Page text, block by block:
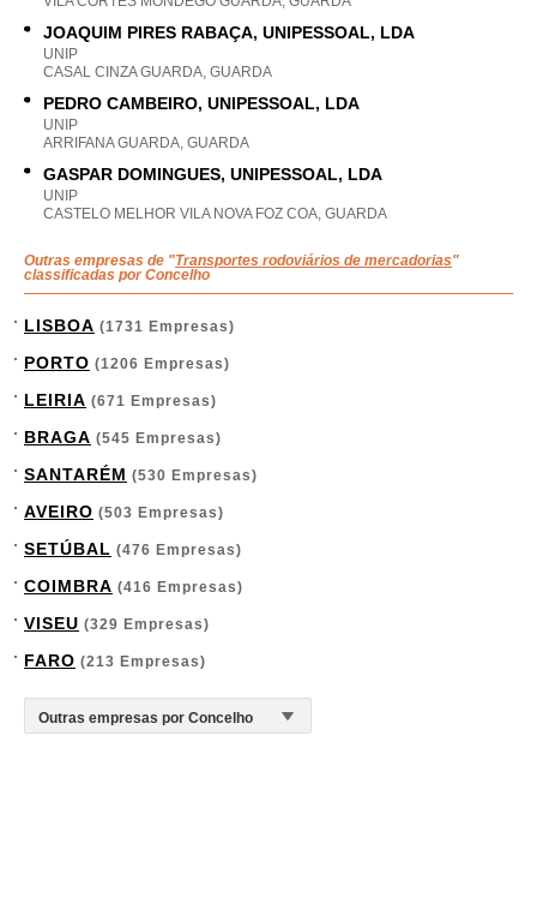
JOAQUIM PIRES RABAÇA, UNIPESSOAL, LDA
UNIP
CASAL CINZA GUARDA, GUARDA
PEDRO CAMBEIRO, UNIPESSOAL, LDA
UNIP
ARRIFANA GUARDA, GUARDA
GASPAR DOMINGUES, UNIPESSOAL, LDA
UNIP
CASTELO MELHOR VILA NOVA FOZ COA, GUARDA
Outras empresas de "Transportes rodoviários de mercadorias"
classificadas por Concelho
LISBOA (1731 Empresas)
PORTO (1206 Empresas)
LEIRIA (671 Empresas)
BRAGA (545 Empresas)
SANTARÉM (530 Empresas)
AVEIRO (503 Empresas)
SETÚBAL (476 Empresas)
COIMBRA (416 Empresas)
VISEU (329 Empresas)
FARO (213 Empresas)